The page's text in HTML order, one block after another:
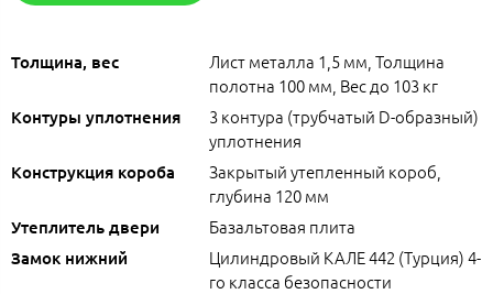
Толщина, вес
Лист металла 1,5 мм, Толщина
полотна 100 мм, Вес до 103 кг
Контуры уплотнения
3 контура (трубчатый D-образный)
уплотнения
Конструкция короба
Закрытый утепленный короб,
глубина 120 мм
Утеплитель двери Базальтовая плита
Замок нижний
Цилиндровый КАЛЕ 442 (Турция) 4-
го класса безопасности